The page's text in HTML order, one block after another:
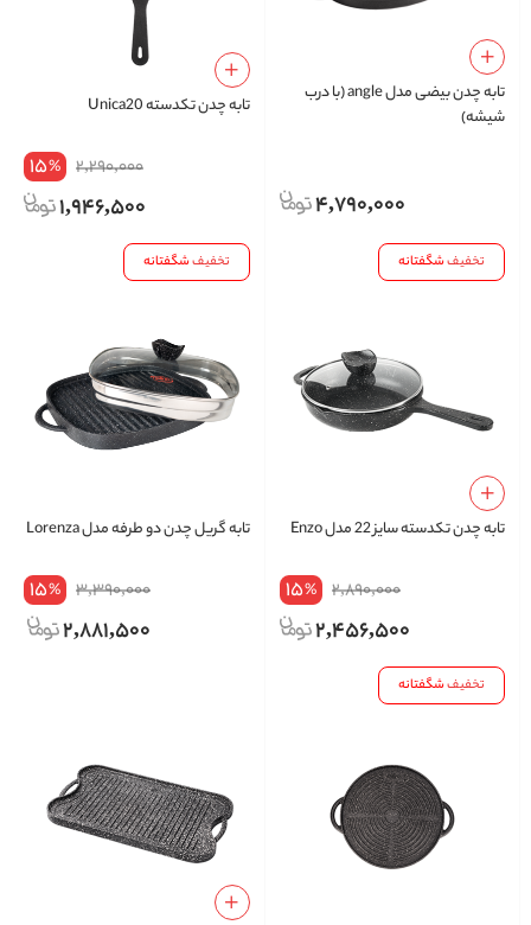
تابه چدن بیضی مدل angle (با درب
شیشه)
4,790,000
تابه چدن تکدسته Unica20
2,290,000
15%
1,946,500
تخفیفشگفتانه
تابه چدن تکدسته سایز 22 مدل Enzo
2,890,000
15%
2,456,500
تخفیفشگفتانه
تابه گریل چدن دو طرفه مدل Lorenza
3,390,000
15%
2,881,500
تخفیفشگفتانه